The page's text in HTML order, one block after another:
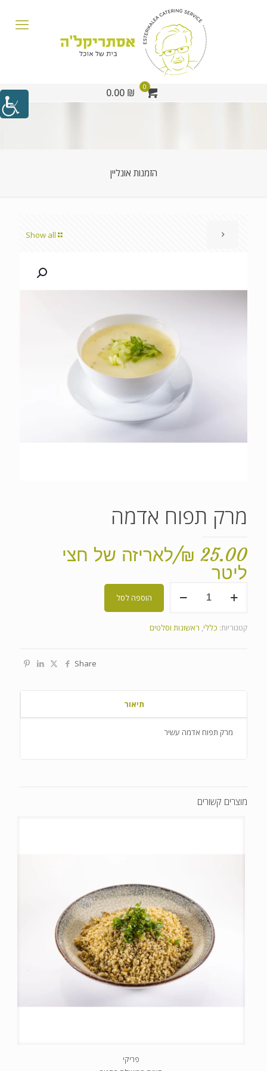
0
₪ 0.00
הזמנות אונליין
Show all
מרק תפוח אדמה
₪ 25.00
/לאריזה של חצי
ליטר
אדמה
הוספה לסל
קטגוריות: כללי, ראשונות וסלטים
Share
תיאור
מרק תפוח אדמה עשיר
מוצרים קשורים
פריקי